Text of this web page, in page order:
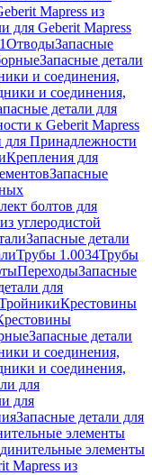
Mapress из
для Geberit Mapress
ОтводыЗапасные
Запасные детали
и соединения,
и соединения,
детали для
к Geberit Mapress
для Принадлежности
Крепления для
Запасные
болтов для
углеродистой
Запасные детали
Трубы 1.0034Трубы
ПереходыЗапасные
для
Крестовины
Запасные детали
и соединения,
и соединения,
для
для
Запасные детали для
элементы
элементы
Mapress из